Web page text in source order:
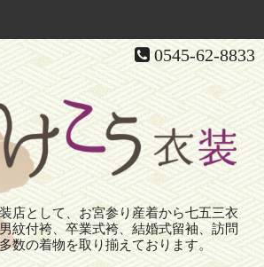
0545-62-8833
店として、お宮参り産着から七五三衣
紋付袴、卒業式袴、結婚式留袖、訪問
数の着物を取り揃えております。